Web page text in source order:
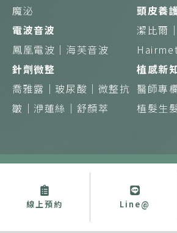
魔泌
電波音波
鳳凰電波｜ 海芙音波
針劑微整
喬雅露｜ 玻尿酸｜ 微整抗
皺｜洢蓮絲｜ 舒顏萃
頭皮養
潔比爾｜
植感新
醫師專
植髮生
禁止任何網際網路服務業者轉錄其網路資訊之
路搜尋或超連結方式，進入醫療機構之網址（
線上預約 Line@